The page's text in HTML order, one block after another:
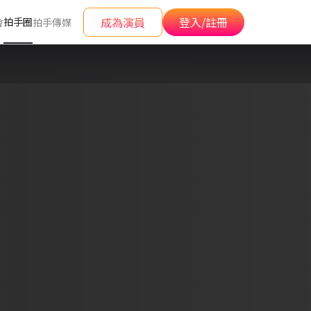
拍手圈拍手傳媒 成為演員 登入/註冊